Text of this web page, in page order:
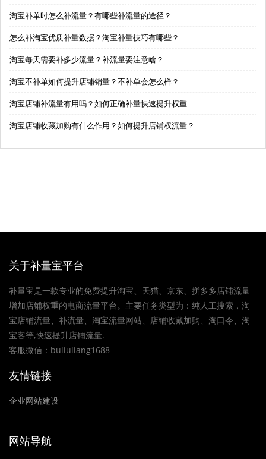
淘宝补单时怎么补流量？有哪些补流量的途径？
怎么补淘宝优质补量数据？淘宝补量技巧有哪些？
淘宝每天需要补多少流量？补流量要注意啥？
淘宝不补单如何提升店铺销量？不补单会怎么样？
淘宝店铺补流量有用吗？如何正确补量快速提升权重
淘宝店铺收藏加购有什么作用？如何提升店铺权流量？
关于补量宝平台
补量宝是一款专业的免费提升淘宝、天猫、京东、拼多多店铺流量
增加店铺权重的电商流量平台。主要任务类型为：纯人工搜索，淘
宝店铺流量、补流量、淘宝流量网站、店铺收藏加购、淘口令、淘
宝客等,快速提升店铺流量.
客服微信：buliuliang1688
友情链接
企业网站建设
网站导航